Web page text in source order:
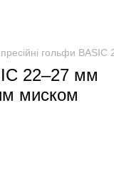
гольфи BASIC
22–27 мм
миском